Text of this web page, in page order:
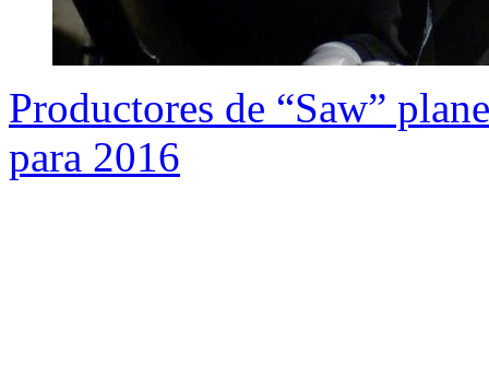
Productores de “Saw”
para 2016